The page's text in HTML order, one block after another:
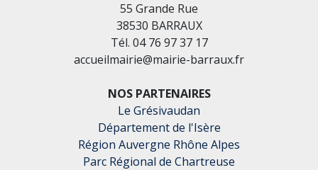
55 Grande Rue
38530 BARRAUX
Tél. 04 76 97 37 17
accueilmairie@mairie-barraux.fr
NOS PARTENAIRES
Le Grésivaudan
Département de l'Isère
Région Auvergne Rhône Alpes
Parc Régional de Chartreuse